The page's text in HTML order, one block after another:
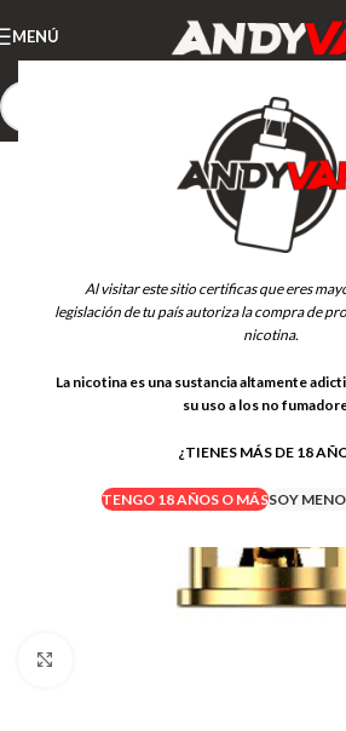
Al visitar este sitio certificas que eres
legislación de tu país autoriza la compra de
nicotina.
La nicotina es una sustancia altamente
su uso a los no
¿TIENES MÁS DE 18
TENGO 18 AÑOS O MÁSSOY
MENÚ